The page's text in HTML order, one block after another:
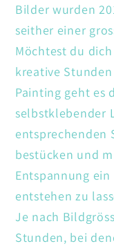
Bilder wurden
seither einer
Möchtest du
kreative
Painting geht es
selbstklebender
entsprechenden
bestücken und
Entspannung
entstehen zu
Je nach
Stunden, bei